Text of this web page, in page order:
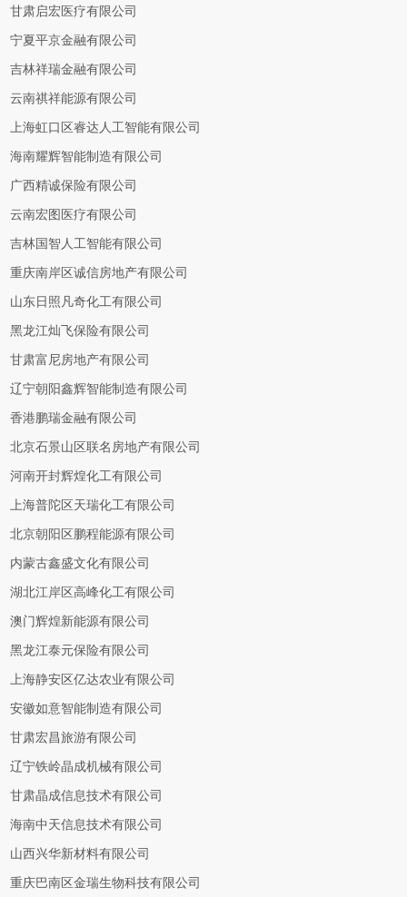
甘肃启宏医疗有限公司
宁夏平京金融有限公司
吉林祥瑞金融有限公司
云南祺祥能源有限公司
上海虹口区睿达人工智能有限公司
海南耀辉智能制造有限公司
广西精诚保险有限公司
云南宏图医疗有限公司
吉林国智人工智能有限公司
重庆南岸区诚信房地产有限公司
山东日照凡奇化工有限公司
黑龙江灿飞保险有限公司
甘肃富尼房地产有限公司
辽宁朝阳鑫辉智能制造有限公司
香港鹏瑞金融有限公司
北京石景山区联名房地产有限公司
河南开封辉煌化工有限公司
上海普陀区天瑞化工有限公司
北京朝阳区鹏程能源有限公司
内蒙古鑫盛文化有限公司
湖北江岸区高峰化工有限公司
澳门辉煌新能源有限公司
黑龙江泰元保险有限公司
上海静安区亿达农业有限公司
安徽如意智能制造有限公司
甘肃宏昌旅游有限公司
辽宁铁岭晶成机械有限公司
甘肃晶成信息技术有限公司
海南中天信息技术有限公司
山西兴华新材料有限公司
重庆巴南区金瑞生物科技有限公司